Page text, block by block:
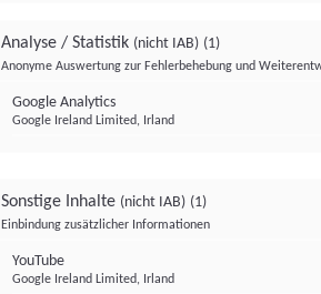
Analyse / Statistik (nicht IAB) (1)
Anonyme Auswertung zur Fehlerbehebung und
Google Analytics
Google Ireland Limited, Irland
Sonstige Inhalte (nicht IAB) (1)
Einbindung zusätzlicher Informationen
YouTube
Google Ireland Limited, Irland